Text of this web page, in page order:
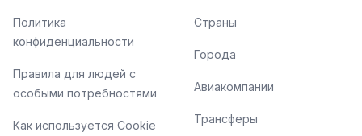
Политика
конфиденциальности
Правила для людей с
особыми потребностями
Как используется Cookie
Страны
Города
Авиакомпании
Трансферы